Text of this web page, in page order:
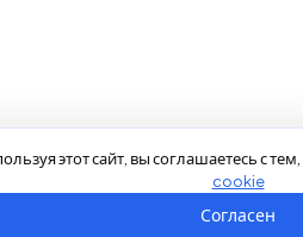
этот сайт, вы соглашаетесь с
cookie
Согласен